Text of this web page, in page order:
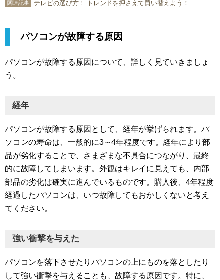
関連記事 テレビの選び方！ トレンドを押さえて買い替えよう！
パソコンが故障する原因
パソコンが故障する原因について、詳しく見ていきましょ
う。
経年
パソコンが故障する原因として、経年が挙げられます。パ
ソコンの寿命は、一般的に3～4年程度です。経年により部
品が劣化することで、さまざまな不具合につながり、最終
的に故障してしまいます。外観はキレイに見えても、内部
部品の劣化は確実に進んでいるものです。購入後、4年程度
経過したパソコンは、いつ故障してもおかしくないと考え
てください。
強い衝撃を与えた
パソコンを落下させたりパソコンの上にものを落としたり
して強い衝撃を与えることも、故障する原因です。特に、